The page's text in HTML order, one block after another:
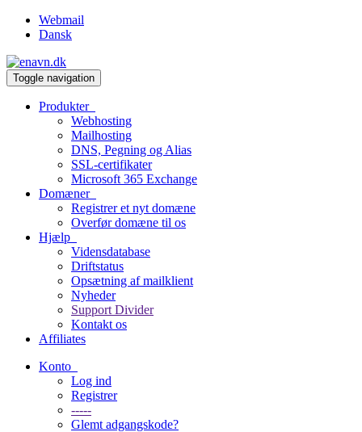
Webmail
Dansk
Toggle navigation
Produkter
Webhosting
Mailhosting
DNS, Pegning og Alias
SSL-certifikater
Microsoft 365 Exchange
Domæner
Registrer et nyt domæne
Overfør domæne til os
Hjælp
Vidensdatabase
Driftstatus
Opsætning af mailklient
Nyheder
Support Divider
Kontakt os
Affiliates
Konto
Log ind
Registrer
-----
Glemt adgangskode?